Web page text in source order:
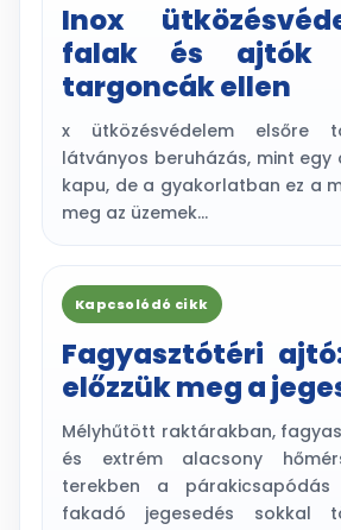
Inox
falak és ajtók
targoncák ellen
x ütközésvédelem elsőre
látványos beruházás, mint
kapu, de a gyakorlatban ez a
meg az üzemek…
Kapcsolódó cikk
Fagyasztótéri
előzzük meg a
Mélyhűtött raktárakban,
és extrém alacsony
terekben a
fakadó jegesedés sokkal